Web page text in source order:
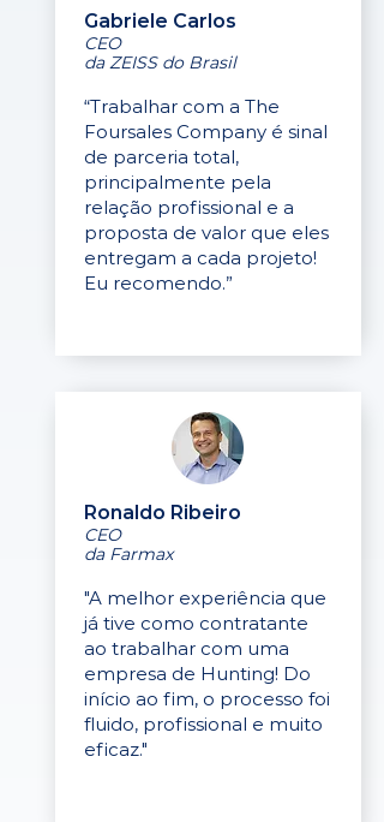
Gabriele Carlos
CEO
da ZEISS do Brasil
“Trabalhar com a The
Foursales Company é sinal
de parceria total,
principalmente pela
relação profissional e a
proposta de valor que eles
entregam a cada projeto!
Eu recomendo.”
Ronaldo Ribeiro
CEO
da Farmax
"A melhor experiência que
já tive como contratante
ao trabalhar com uma
empresa de Hunting! Do
início ao fim, o processo foi
fluido, profissional e muito
eficaz."